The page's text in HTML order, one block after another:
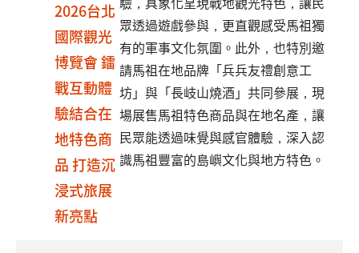
2026台北
國際觀光
博覽會 鐳
戰互動體
驗結合在
地特色商
品 打造沉
浸式旅展
新亮點
眾透過遊戲參與，更直觀感受馬祖獨
有的軍事文化氛圍。此外，也特別邀
請馬祖在地品牌「兵兵友禮創意工
坊」與「長岐山燒酒」共同參展，現
場展售馬祖特色商品與在地名產，讓
民眾能透過味覺與感官體驗，深入認
識馬祖豐富的島嶼文化與地方特色。